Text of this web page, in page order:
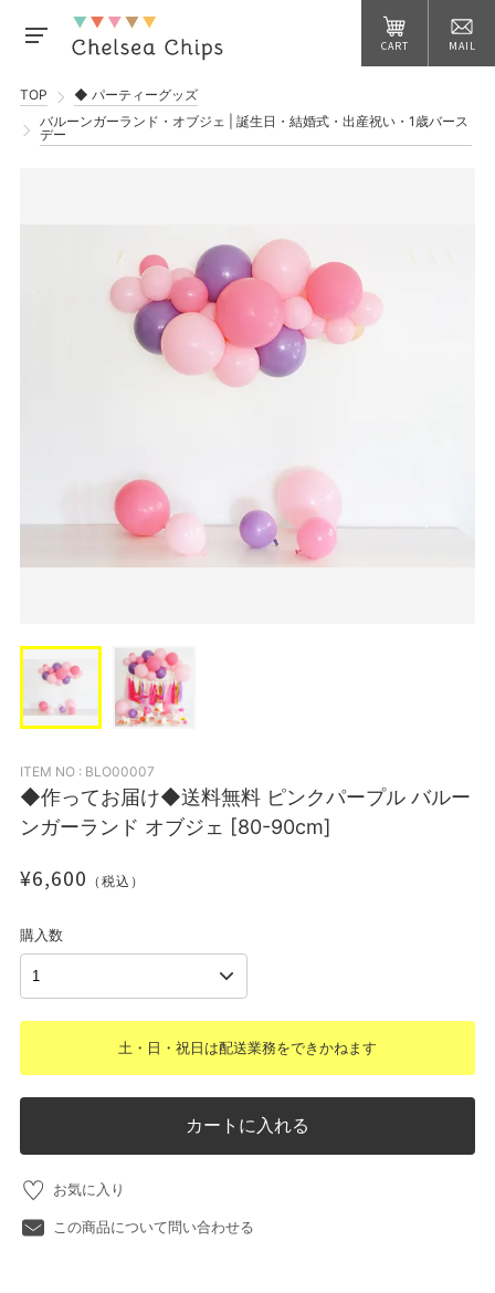
CART MAIL
TOP
◆ パーティーグッズ
バルーンガーランド・オブジェ | 誕生日・結婚式・出産祝い・1歳バース
デー
ITEM NO : BLO00007
◆作ってお届け◆送料無料 ピンクパープル バルー
ンガーランド オブジェ [80-90cm]
¥6,600 （税込）
購入数
土・日・祝日は配送業務をできかねます
カートに入れる
お気に入り
この商品について問い合わせる